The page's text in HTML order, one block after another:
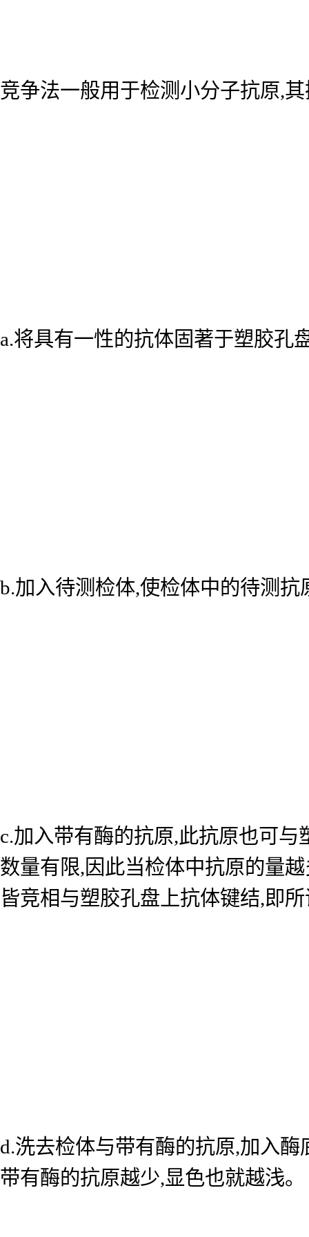
竞争法一般用于检测小分子抗原,
a.将具有一性的抗体固著于塑胶孔
b.加入待测检体,使检体中的待测
c.加入带有酶的抗原,此抗原也可
数量有限,因此当检体中抗原的量
皆竞相与塑胶孔盘上抗体键结,即
d.洗去检体与带有酶的抗原,加入
带有酶的抗原越少,显色也就越浅。